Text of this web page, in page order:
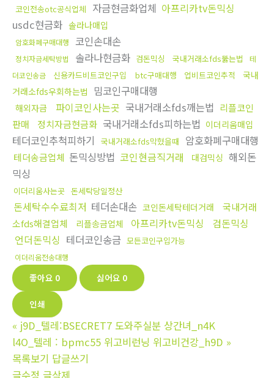
코인전송otc공식업체
자금현금화업체 아프리카tv돈믹싱
usdc현금화 솔라나매입
암호화폐구매대행 코인손대손
정치자금세탁방법 솔라나현금화 검돈믹싱 국내거래소fds뚫는법
테
더코인송금
신용카드비트코인구입 btc구매대행 업비트코인추적
국내
거래소fds우회하는법
밈코인구매대행
해외자금 파이코인사는곳 국내거래소fds깨는법 리플코인
판매
정치자금현금화 국내거래소fds피하는법 이더리움매입
테더코인추척피하기 국내거래소fds막혔을때 암호화폐구매대행
테더송금업체 돈믹싱방법 코인현금직거래 대검믹싱 해외돈
믹싱
이더리움사는곳 돈세탁당일정산
돈세탁수수료최저 테더손대손 코인돈세탁테더거래
국내거래
소fds해결업체
리플송금업체 아프리카tv돈믹싱
검돈믹싱
언더돈믹싱 테더코인송금 모든코인구입가능
이더리움전송대행
좋아요 0 싫어요 0
인쇄
« j9D_텔레:BSECRET7 도와주실분 상간녀_n4K
l4O_텔레 : bpmc55 위고비런닝 위고비건강_h9D »
목록보기 답글쓰기